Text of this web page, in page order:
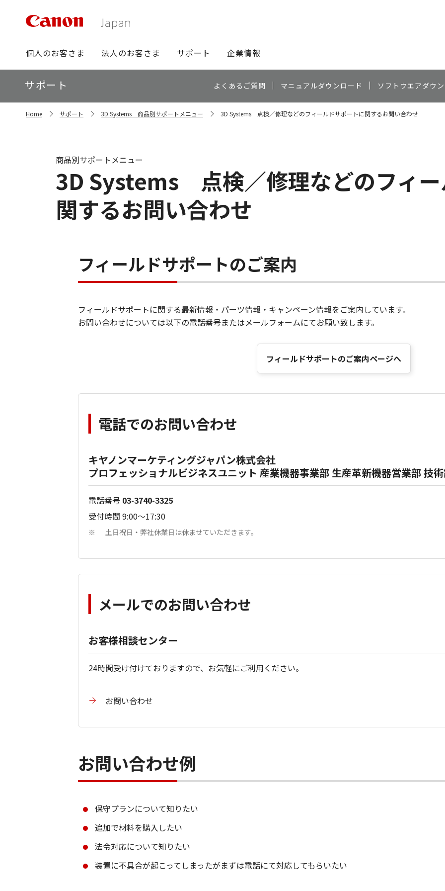
グ
ロ
ー
バ
ビ
個人のお客さま 法人のお客さま サポート 企業情報
ロ
ー
カ
ル
サポート よくあるご質問 マニュアルダウンロード ソフトウエアダウ
Home サポート 3D Systems 商品別サポートメニュー 3D Systems 点検／修理などのフィールドサポートに関するお問い合わせ
3D Systems 点検／修理などのフィー
関するお問い合わせ
商品別サポートメニュー
フィールドサポートのご案内
フィールドサポートに関する最新情報・パーツ情報・キャンペーン情報をご案内しています。
お問い合わせについては以下の電話番号またはメールフォームにてお願い致します。
フィールドサポートのご案内ページへ
電話でのお問い合わせ
キヤノンマーケティングジャパン株式会社
プロフェッショナルビジネスユニット 産業機器事業部 生産革新機器営業部 技
電話番号 03-3740-3325
受付時間 9:00～17:30
※ 土日祝日・弊社休業日は休ませていただきます。
メールでのお問い合わせ
お客様相談センター
24時間受け付けておりますので、お気軽にご利用ください。
お問い合わせ
お問い合わせ例
保守プランについて知りたい
追加で材料を購入したい
法令対応について知りたい
装置に不具合が起こってしまったがまずは電話にて対応してもらいたい